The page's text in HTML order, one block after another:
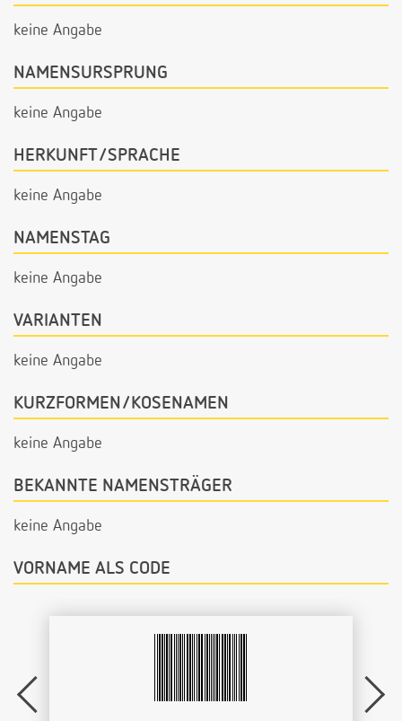
keine Angabe
NAMENSURSPRUNG
keine Angabe
HERKUNFT/SPRACHE
keine Angabe
NAMENSTAG
keine Angabe
VARIANTEN
keine Angabe
KURZFORMEN/KOSENAMEN
keine Angabe
BEKANNTE NAMENSTRÄGER
keine Angabe
VORNAME ALS CODE